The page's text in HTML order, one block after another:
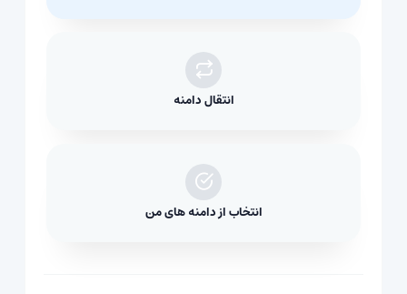
انتقال دامنه
انتخاب از دامنه های من